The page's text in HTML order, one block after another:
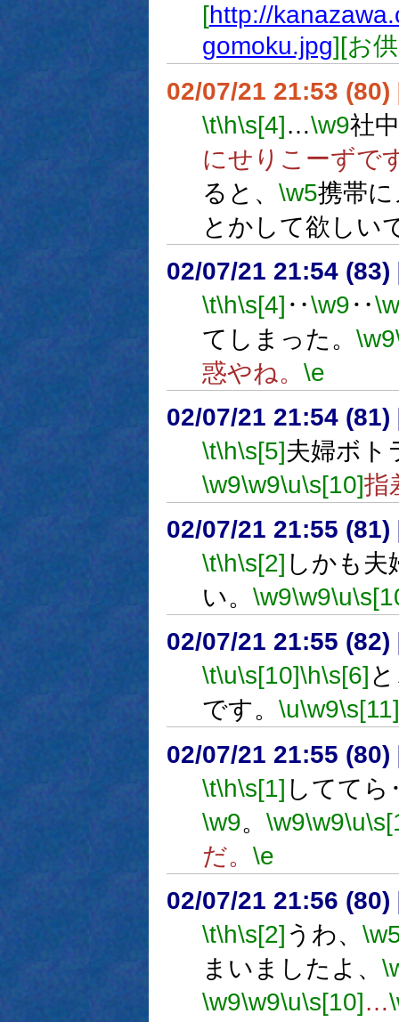
[http://
gomoku.jpg][お
02/07/21 21:53 (80)
\t\h\s[4]…\w9社
にせりこーずで
ると、 \w5携帯
とかして欲しい
02/07/21 21:54 (83)
\t\h\s[4] ‥\w9‥
てしまった。 \w9
惑やね。 \e
02/07/21 21:54 (81)
\t\h\s[5]夫婦ボト
\w9\w9\u\s[10]指
02/07/21 21:55 (81)
\t\h\s[2] しかも
い。 \w9\w9\u
02/07/21 21:55 (82)
\t\u\s[10]\h\s[6]
です。 \u\w9\s[11]
02/07/21 21:55 (80)
\t\h\s[1] してて
\w9。 \w9\w9\u
だ。 \e
02/07/21 21:56 (80)
\t\h\s[2] うわ、
まいましたよ、
\w9\w9\u\s[10]…